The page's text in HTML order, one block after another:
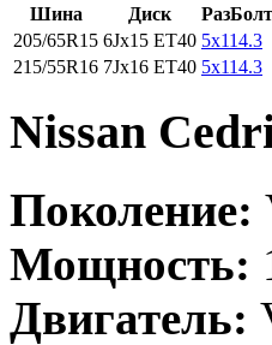
Шина Диск
205/65R15 6Jx15 ET40 5x114.3
215/55R16 7Jx16 ET40 5x114.3
Nissan
Поколение:
Мощность:
Двигатель: